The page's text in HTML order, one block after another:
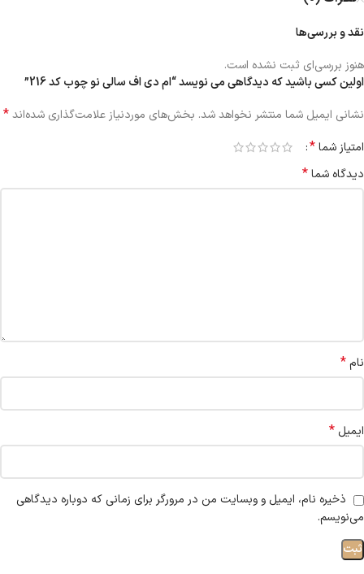
نقد و بررسی‌ها
هنوز بررسی‌ای ثبت نشده است.
اولین کسی باشید که دیدگاهی می نویسد “ام دی اف سالی نو چوب کد 216”
نشانی ایمیل شما منتشر نخواهد شد. بخش‌های موردنیاز علامت‌گذاری شده‌اند*
امتیاز شما*
دیدگاه شما*
نام*
ایمیل *
ذخیره نام، ایمیل و وبسایت من در مرورگر برای زمانی که دوباره دیدگاهی
می‌نویسم.